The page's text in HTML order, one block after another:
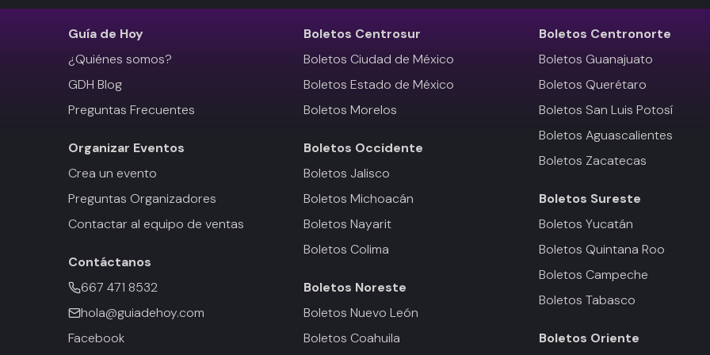
Guía de Hoy
¿Quiénes somos?
GDH Blog
Preguntas Frecuentes
Organizar Eventos
Crea un evento
Preguntas Organizadores
Contactar al equipo de ventas
Contáctanos
667 471 8532
hola@guiadehoy.com
Facebook
Boletos Centrosur
Boletos Ciudad de México
Boletos Estado de México
Boletos Morelos
Boletos Occidente
Boletos Jalisco
Boletos Michoacán
Boletos Nayarit
Boletos Colima
Boletos Noreste
Boletos Nuevo León
Boletos Coahuila
Boletos Centronorte
Boletos Guanajuato
Boletos Querétaro
Boletos San Luis Potosí
Boletos Aguascalientes
Boletos Zacatecas
Boletos Sureste
Boletos Yucatán
Boletos Quintana Roo
Boletos Campeche
Boletos Tabasco
Boletos Oriente